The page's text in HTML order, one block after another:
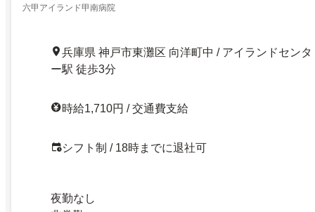
六甲アイランド甲南病院
兵庫県 神戸市東灘区 向洋町中 / アイランドセンタ
ー駅 徒歩3分
時給1,710円 / 交通費支給
シフト制 / 18時までに退社可
夜勤なし